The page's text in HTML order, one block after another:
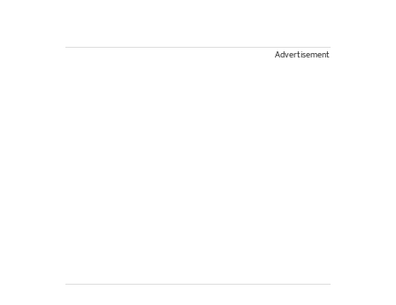
Advertisement